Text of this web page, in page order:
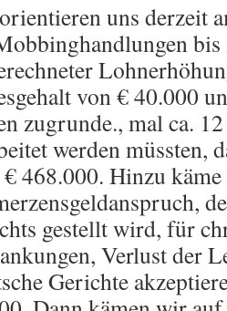
uns derzeit
von € 40.000
zugrunde., mal ca.
werden müssten,
468.000. Hinzu
gestellt wird, für
Verlust der
Gerichte